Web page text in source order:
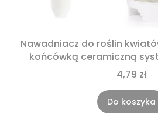
Nawadniacz do roślin
końcówką ceramiczną
4,79 zł
Do koszyka